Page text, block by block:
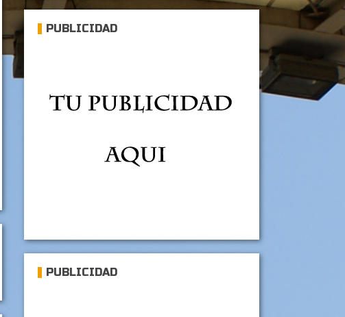
PUBLICIDAD
PUBLICIDAD